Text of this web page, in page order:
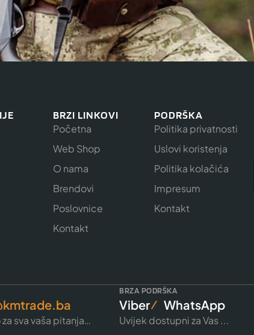
BRZI LINKOVI
Početna
Web Shop
O nama
Brendovi
Poslovnice
Kontakt
PODRŠKA
Politika privatnosti
Uslovi koristenja
Politika kolačića
Impresum
Kontakt
sva vaša pitanja…
BRZA PODRŠKA
Viber WhatsApp
Uvijek dostupni za Vas ...